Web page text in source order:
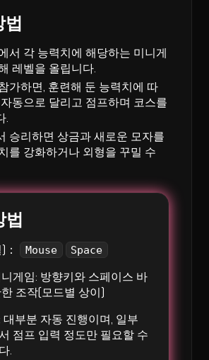
서 각 능력치에 해당하는 미니게
레벨을 올립니다.
가하면, 훈련해 둔 능력치에 따
동으로 달리고 점프하며 코스를
.
승리하면 상금과 새로운 모자를
를 강화하거나 외형을 꾸밀 수
Mouse Space
게임: 방향키와 스페이스 바
조작(모드별 상이)
대부분 자동 진행이며, 일부
점프 입력 정도만 필요할 수
.